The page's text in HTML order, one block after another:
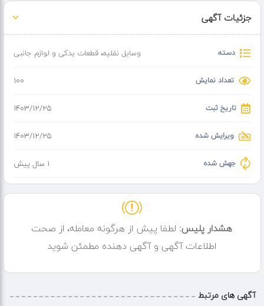
جزئیات آگهی
دسته وسایل نقلیه،قطعات یدکی و لوازم جانبی
تعداد نمایش 100
تاریخ ثبت ۱۴۰۳/۱۲/۲۵
ویرایش شده ۱۴۰۳/۱۲/۲۵
جهش شده 1 سال پیش
هشدار پلیس: لطفا پیش از هرگونه معامله، از صحت
اطلاعات آگهی و آگهی دهنده مطمئن شوید
آگهی های مرتبط